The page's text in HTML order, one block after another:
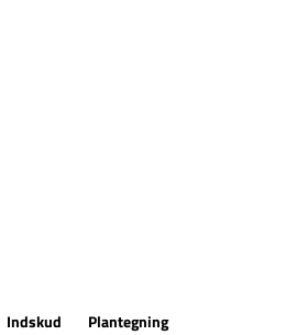
Indskud
Plantegning